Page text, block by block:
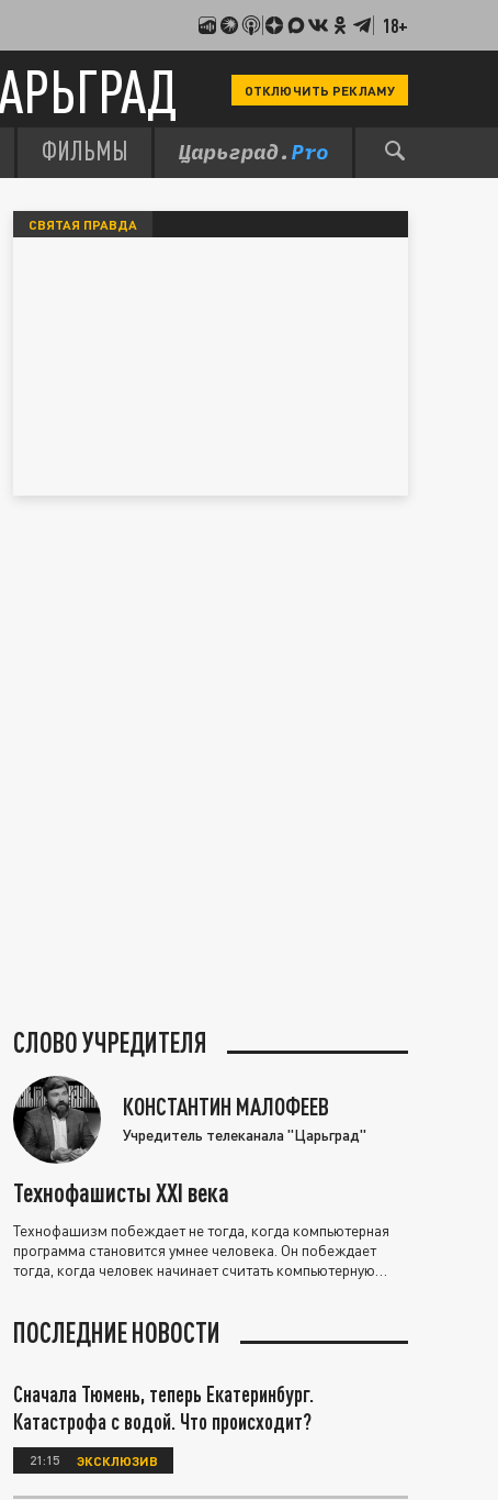
18+
ОТКЛЮЧИТЬ РЕКЛАМУ
ФИЛЬМЫ
СВЯТАЯ ПРАВДА
СЛОВО УЧРЕДИТЕЛЯ
КОНСТАНТИН МАЛОФЕЕВ
Учредитель телеканала "Царьград"
Технофашисты XXI века
Технофашизм побеждает не тогда, когда компьютерная
программа становится умнее человека. Он побеждает
тогда, когда человек начинает считать компьютерную
ПОСЛЕДНИЕ НОВОСТИ
Сначала Тюмень, теперь Екатеринбург.
Катастрофа с водой. Что происходит?
21:15 ЭКСКЛЮЗИВ